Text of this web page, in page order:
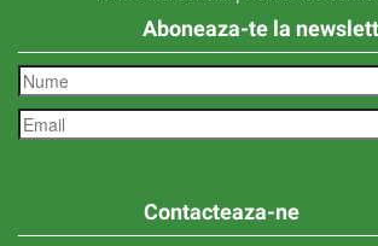
Aboneaza-te la
Contacteaza-ne